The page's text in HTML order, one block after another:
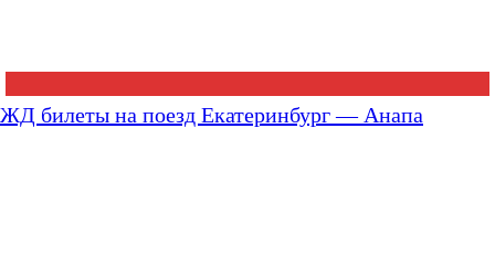
ЖД билеты на поезд Екатеринбург — Анапа